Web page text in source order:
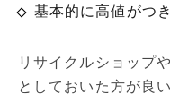
基本的に高値がつ
リサイクルショップ
としておいた方が良